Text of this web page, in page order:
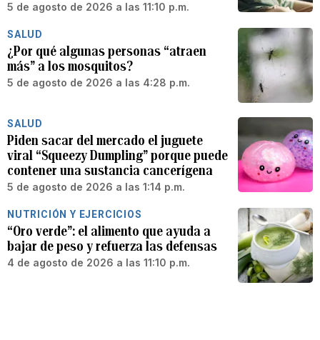
5 de agosto de 2026 a las 11:10 p.m.
SALUD
¿Por qué algunas personas “atraen
más” a los mosquitos?
5 de agosto de 2026 a las 4:28 p.m.
SALUD
Piden sacar del mercado el juguete
viral “Squeezy Dumpling” porque puede
contener una sustancia cancerígena
5 de agosto de 2026 a las 1:14 p.m.
NUTRICIÓN Y EJERCICIOS
“Oro verde”: el alimento que ayuda a
bajar de peso y refuerza las defensas
4 de agosto de 2026 a las 11:10 p.m.